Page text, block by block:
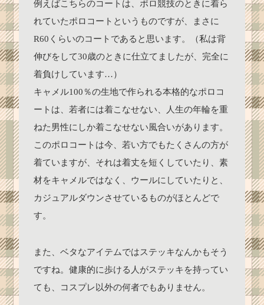
例えばこちらのコートは、ポロ競技のときに着ら
れていたポロコートというものですが、まさに
R60くらいのコートであると思います。（私は背
伸びをして30歳のときに仕立てましたが、完全に
着負けしています…）
キャメル100％の生地で作られる本格的なポロコ
ートは、若者には着こなせない、人生の年輪を重
ねた男性にしか着こなせない風合いがあります。
このポロコートは今、若い方でもたくさんの方が
着ていますが、それは着丈を短くしていたり、素
材をキャメルではなく、ウールにしていたりと、
カジュアルダウンさせているものがほとんどで
す。
また、ベタなアイテムではステッキなんかもそう
ですね。健康的に歩ける人がステッキを持ってい
ても、コスプレ以外の何者でもありません。